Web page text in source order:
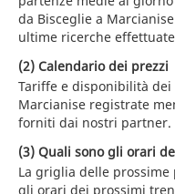
da Bisceglie a
ultime ricerche
(2) Calendario dei prezzi
Tariffe e disponibilità
Marcianise registrate
forniti dai nostri partner.
(3) Quali sono gli orari
La griglia delle
gli orari dei prossimi